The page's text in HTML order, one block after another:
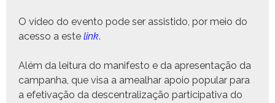
O vídeo do even­to pode ser assis­ti­do, por meio do
aces­so a este link.
Além da leitu­ra do man­i­festo e da apre­sen­tação da
cam­pan­ha, que visa a ameal­har apoio pop­u­lar para
a efe­ti­vação da descen­tral­iza­ção par­tic­i­pa­ti­va do